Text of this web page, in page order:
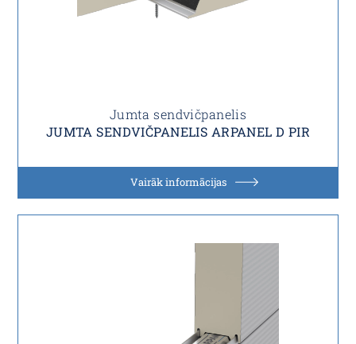
Jumta sendvičpanelis
JUMTA SENDVIČPANELIS ARPANEL D PIR
Vairāk informācijas